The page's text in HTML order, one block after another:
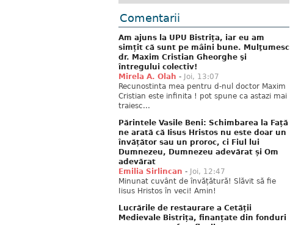
Comentarii
Am ajuns la UPU Bistrița, iar eu am
simțit că sunt pe mâini bune. Mulţumesc
dr. Maxim Cristian Gheorghe şi
întregului colectiv!
Mirela A. Olah - Joi, 13:07
Recunostinta mea pentru d-nul doctor Maxim
Cristian este infinita ! pot spune ca astazi mai
traiesc...
Părintele Vasile Beni: Schimbarea la Față
ne arată că Iisus Hristos nu este doar un
învățător sau un proroc, ci Fiul lui
Dumnezeu, Dumnezeu adevărat și Om
adevărat
Emilia Sirlincan - Joi, 12:47
Minunat cuvânt de învățătură! Slăvit să fie
Iisus Hristos în veci! Amin!
Lucrările de restaurare a Cetății
Medievale Bistrița, finanțate din fonduri